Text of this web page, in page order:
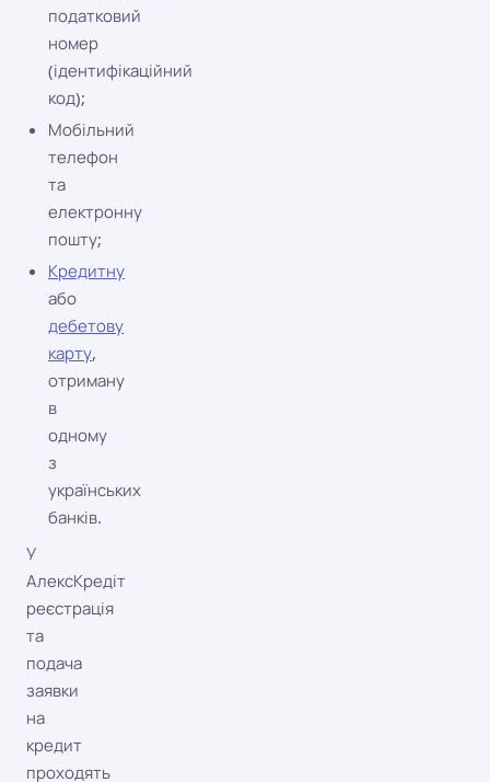
податковий
номер
(ідентифікаційний
код);
Мобільний
телефон
та
електронну
пошту;
Кредитну
або
дебетову
карту,
отриману
в
одному
з
українських
банків.
У
АлексКредіт
реєстрація
та
подача
заявки
на
кредит
проходять